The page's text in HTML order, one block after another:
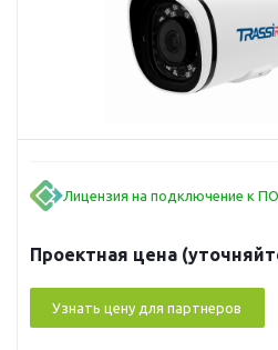
Лицензия на подключение к
Проектная цена
Узнать цену для партнеров